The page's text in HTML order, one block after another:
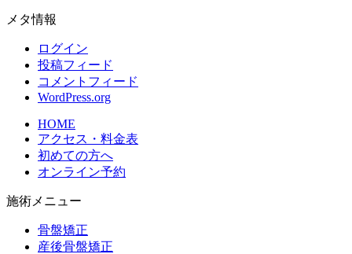
メタ情報
ログイン
投稿フィード
コメントフィード
WordPress.org
HOME
アクセス・料金表
初めての方へ
オンライン予約
施術メニュー
骨盤矯正
産後骨盤矯正